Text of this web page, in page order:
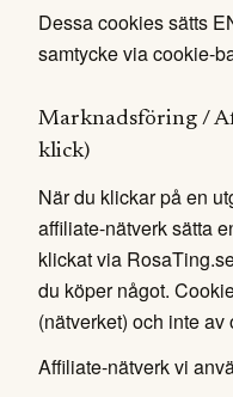
Dessa cookies sätts
samtycke via cookie-
Marknadsföring /
klick)
När du klickar på en
affiliate-nätverk sätta
klickat via
du köper något.
(nätverket) och inte av
Affiliate-nätverk vi